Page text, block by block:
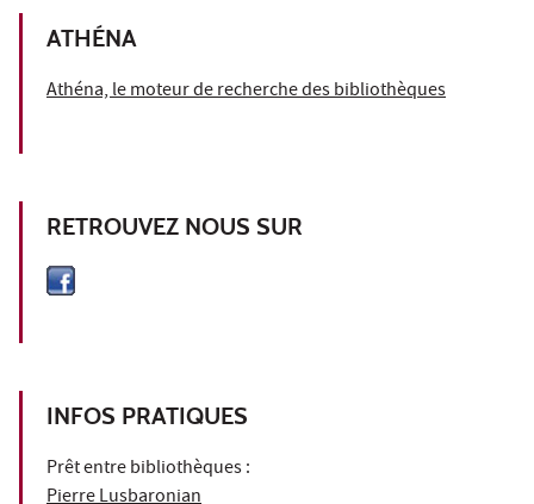
ATHÉNA
Athéna, le moteur de recherche des bibliothèques
RETROUVEZ NOUS SUR
INFOS PRATIQUES
Prêt entre bibliothèques :
Pierre Lusbaronian